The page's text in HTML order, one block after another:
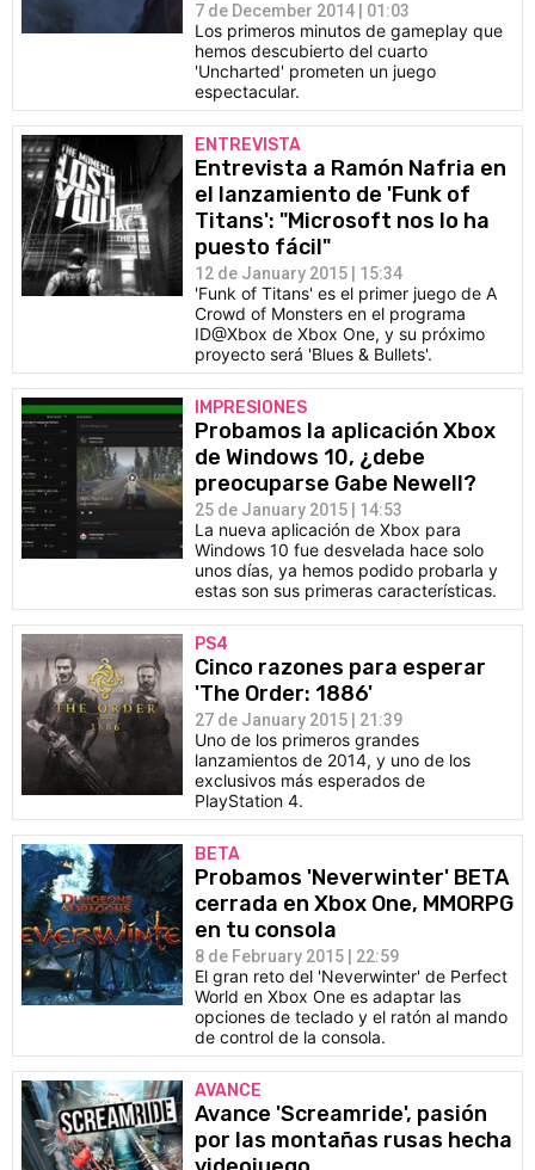
7 de December 2014 | 01:03
Los primeros minutos de gameplay que
hemos descubierto del cuarto
'Uncharted' prometen un juego
espectacular.
ENTREVISTA
Entrevista a Ramón Nafria en
el lanzamiento de 'Funk of
Titans': "Microsoft nos lo ha
puesto fácil"
12 de January 2015 | 15:34
'Funk of Titans' es el primer juego de A
Crowd of Monsters en el programa
ID@Xbox de Xbox One, y su próximo
proyecto será 'Blues & Bullets'.
IMPRESIONES
Probamos la aplicación Xbox
de Windows 10, ¿debe
preocuparse Gabe Newell?
25 de January 2015 | 14:53
La nueva aplicación de Xbox para
Windows 10 fue desvelada hace solo
unos días, ya hemos podido probarla y
estas son sus primeras características.
PS4
Cinco razones para esperar
'The Order: 1886'
27 de January 2015 | 21:39
Uno de los primeros grandes
lanzamientos de 2014, y uno de los
exclusivos más esperados de
PlayStation 4.
BETA
Probamos 'Neverwinter' BETA
cerrada en Xbox One, MMORPG
en tu consola
8 de February 2015 | 22:59
El gran reto del 'Neverwinter' de Perfect
World en Xbox One es adaptar las
opciones de teclado y el ratón al mando
de control de la consola.
AVANCE
Avance 'Screamride', pasión
por las montañas rusas hecha